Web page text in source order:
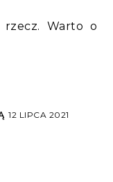
Warto o
12 LIPCA 2021